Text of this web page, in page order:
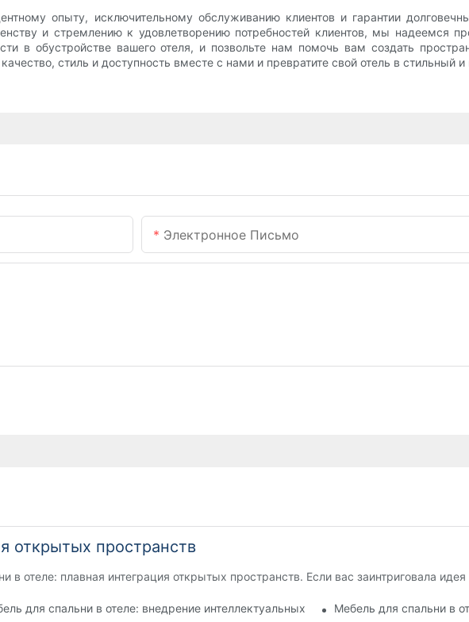
опыту, исключительному обслуживанию клиентов и гарантии
и стремлению к удовлетворению потребностей клиентов, мы надеемся
в обустройстве вашего отеля, и позвольте нам помочь вам создать
стиль и доступность вместе с нами и превратите свой отель в стильный
Электронное Письмо
открытых пространств
отеле: плавная интеграция открытых пространств. Если вас заинтриговала
и игривости
для спальни в отеле: внедрение интеллектуальных технологических решений
Мебель для спальни в